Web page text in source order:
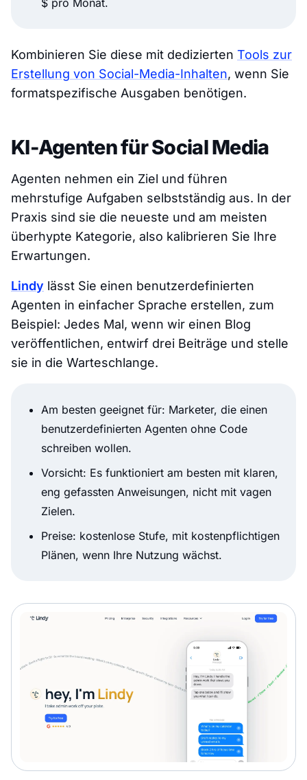
Kombinieren Sie diese mit dedizierten Tools zur
Erstellung von Social-Media-Inhalten, wenn Sie
formatspezifische Ausgaben benötigen.
KI-Agenten für Social Media
Agenten nehmen ein Ziel und führen
mehrstufige Aufgaben selbstständig aus. In der
Praxis sind sie die neueste und am meisten
überhypte Kategorie, also kalibrieren Sie Ihre
Erwartungen.
Lindy lässt Sie einen benutzerdefinierten
Agenten in einfacher Sprache erstellen, zum
Beispiel: Jedes Mal, wenn wir einen Blog
veröffentlichen, entwirf drei Beiträge und stelle
sie in die Warteschlange.
Am besten geeignet für: Marketer, die einen
benutzerdefinierten Agenten ohne Code
schreiben wollen.
Vorsicht: Es funktioniert am besten mit klaren,
eng gefassten Anweisungen, nicht mit vagen
Zielen.
Preise: kostenlose Stufe, mit kostenpflichtigen
Plänen, wenn Ihre Nutzung wächst.